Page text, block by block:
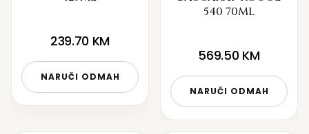
239.70 KM
NARUČI ODMAH
540 70ML
569.50 KM
NARUČI ODMAH